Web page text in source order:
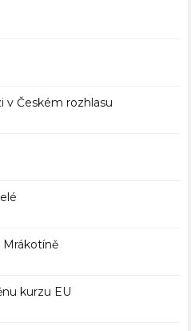
v Českém rozhlasu
kurzu EU